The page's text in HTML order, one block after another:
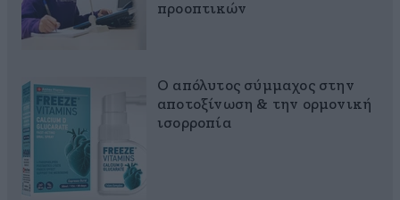
προοπτικών
Ο απόλυτος σύμμαχος στην
αποτοξίνωση & την ορμονική
ισορροπία